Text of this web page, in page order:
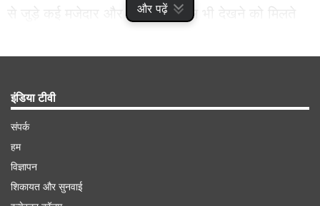
और पढ़ें
से जुड़े कई मजेदार और रोमांचक सीन्स भी देखने को मिलते
इंडिया टीवी
संपर्क
हम
विज्ञापन
शिकायत और सुनवाई